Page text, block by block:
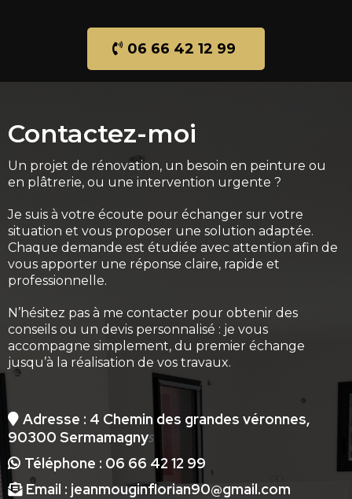
06 66 42 12 99
Contactez-moi
Un projet de rénovation, un besoin en peinture ou
en plâtrerie, ou une intervention urgente ?
Je suis à votre écoute pour échanger sur votre
situation et vous proposer une solution adaptée.
Chaque demande est étudiée avec attention afin de
vous apporter une réponse claire, rapide et
professionnelle.
N’hésitez pas à me contacter pour obtenir des
conseils ou un devis personnalisé : je vous
accompagne simplement, du premier échange
jusqu’à la réalisation de vos travaux.
Adresse : 4 Chemin des grandes véronnes,
90300 Sermamagnys
Téléphone : 06 66 42 12 99
Email : jeanmouginflorian90@gmail.com